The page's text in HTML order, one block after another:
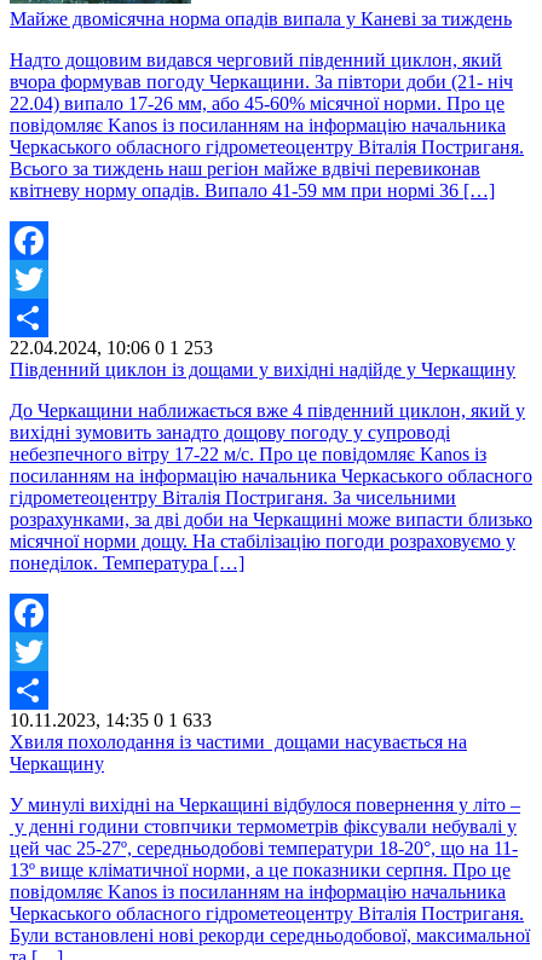
Майже двомісячна норма опадів випала у Каневі за тиждень
Надто дощовим видався черговий південний циклон, який
вчора формував погоду Черкащини. За півтори доби (21- ніч
22.04) випало 17-26 мм, або 45-60% місячної норми. Про це
повідомляє Kanos із посиланням на інформацію начальника
Черкаського обласного гідрометеоцентру Віталія Постриганя.
Всього за тиждень наш регіон майже вдвічі перевиконав
квітневу норму опадів. Випало 41-59 мм при нормі 36 […]
Facebook
Twitter
Share
22.04.2024, 10:06 0 1 253
Південний циклон із дощами у вихідні надійде у Черкащину
До Черкащини наближається вже 4 південний циклон, який у
вихідні зумовить занадто дощову погоду у супроводі
небезпечного вітру 17-22 м/с. Про це повідомляє Kanos із
посиланням на інформацію начальника Черкаського обласного
гідрометеоцентру Віталія Постриганя. За чисельними
розрахунками, за дві доби на Черкащині може випасти близько
місячної норми дощу. На стабілізацію погоди розраховуємо у
понеділок. Температура […]
Facebook
Twitter
Share
10.11.2023, 14:35 0 1 633
Хвиля похолодання із частими дощами насувається на
Черкащину
У минулі вихідні на Черкащині відбулося повернення у літо –
у денні години стовпчики термометрів фіксували небувалі у
цей час 25-27º, середньодобові температури 18-20°, що на 11-
13º вище кліматичної норми, а це показники серпня. Про це
повідомляє Kanos із посиланням на інформацію начальника
Черкаського обласного гідрометеоцентру Віталія Постриганя.
Були встановлені нові рекорди середньодобової, максимальної